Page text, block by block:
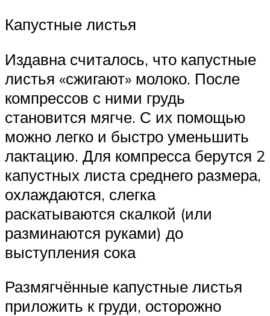
Капустные листья
Издавна считалось, что капустные
листья «сжигают» молоко. После
компрессов с ними грудь
становится мягче. С их помощью
можно легко и быстро уменьшить
лактацию. Для компресса берутся 2
капустных листа среднего размера,
охлаждаются, слегка
раскатываются скалкой (или
разминаются руками) до
выступления сока
Размягчённые капустные листья
приложить к груди, осторожно